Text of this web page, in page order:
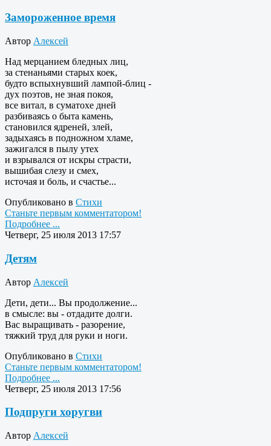
Замороженное время
Автор Алексей
Над мерцанием бледных лиц,
за стенаньями старых коек,
будто вспыхнувший лампой-блиц -
дух поэтов, не зная покоя,
все витал, в суматохе дней
разбиваясь о быта камень,
становился ядреней, злей,
задыхаясь в подножном хламе,
зажигался в пылу утех
и взрывался от искры страсти,
вышибая слезу и смех,
источая и боль, и счастье...
Опубликовано в Стихи
Станьте первым комментатором!
Подробнее ...
Четверг, 25 июля 2013 17:57
Детям
Автор Алексей
Дети, дети... Вы продолжение...
в смысле: вы - отдадите долги.
Вас выращивать - разорение,
тяжкий труд для руки и ноги.
Опубликовано в Стихи
Станьте первым комментатором!
Подробнее ...
Четверг, 25 июля 2013 17:56
Подпруги хоругви
Автор Алексей